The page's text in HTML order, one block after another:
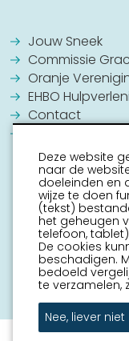
Jouw Sneek
Commissie
Oranje
EHBO
Contact
Deze website
naar de
doeleinden en
wijze te doen
(tekst)
het geheugen
telefoon,
De cookies
beschadigen.
bedoeld
te verzamelen,
Nee, liever niet